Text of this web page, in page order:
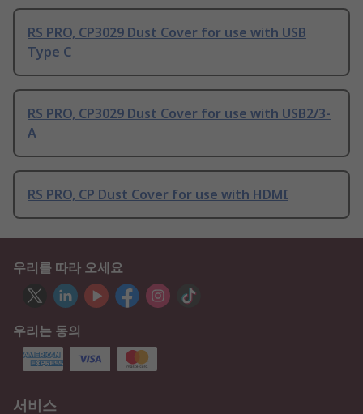
RS PRO, CP3029 Dust Cover for use with USB
Type C
RS PRO, CP3029 Dust Cover for use with USB2/3-
A
RS PRO, CP Dust Cover for use with HDMI
우리를 따라 오세요
우리는 동의
서비스